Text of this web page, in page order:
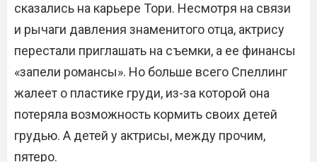
сказались на карьере Тори. Несмотря на связи
и рычаги давления знаменитого отца, актрису
перестали приглашать на съемки, а ее финансы
«запели романсы». Но больше всего Спеллинг
жалеет о пластике груди, из-за которой она
потеряла возможность кормить своих детей
грудью. А детей у актрисы, между прочим,
пятеро.